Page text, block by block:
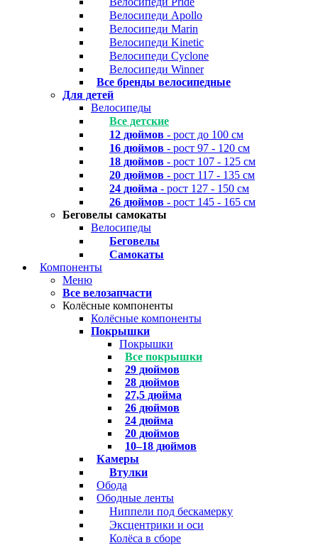
Велосипеди Apollo
Велосипеди Marin
Велосипеди Kinetic
Велосипеди Cyclone
Велосипеди Winner
Все бренды велосипедные
Для детей
Велосипеды
Все детские
12 дюймов - рост до 100 см
16 дюймов - рост 97 - 120 см
18 дюймов - рост 107 - 125 см
20 дюймов - рост 117 - 135 см
24 дюйма - рост 127 - 150 см
26 дюймов - рост 145 - 165 см
Беговелы самокаты
Велосипеды
Беговелы
Самокаты
Компоненты
Меню
Все велозапчасти
Колёсные компоненты
Колёсные компоненты
Покрышки
Покрышки
Все покрышки
29 дюймов
28 дюймов
27,5 дюйма
26 дюймов
24 дюйма
20 дюймов
10–18 дюймов
Камеры
Втулки
Обода
Ободные ленты
Ниппели под бескамерку
Эксцентрики и оси
Колёса в сборе